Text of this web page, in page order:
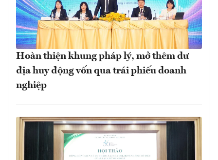
Hoàn thiện khung pháp lý, mở thêm dư
địa huy động vốn qua trái phiếu doanh
nghiệp